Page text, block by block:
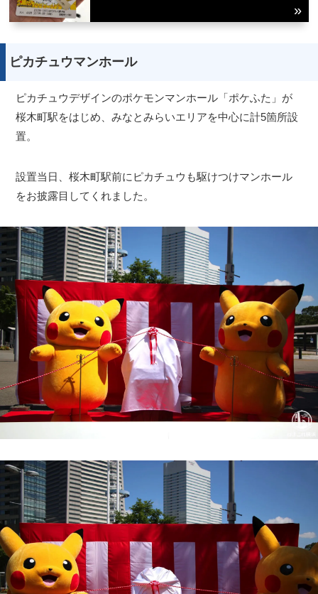
ピカチュウマンホール
ピカチュウデザインのポケモンマンホール「ポケふた」が
桜木町駅をはじめ、みなとみらいエリアを中心に計5箇所設
置。
設置当日、桜木町駅前にピカチュウも駆けつけマンホール
をお披露目してくれました。